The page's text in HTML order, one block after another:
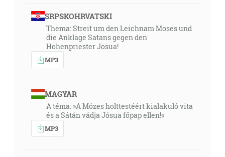
SRPSKOHRVATSKI
Thema: Streit um den Leichnam Moses und
die Anklage Satans gegen den
Hohenpriester Josua!
MP3
MAGYAR
A téma: »A Mózes holttestéért kialakuló vita
és a Sátán vádja Jósua főpap ellen!«
MP3